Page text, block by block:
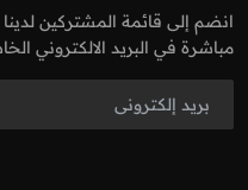
انضم إلى قائمة المشتركين
مباشرة في البريد الالكتروني